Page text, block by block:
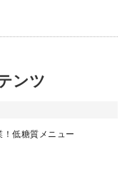
ンツ
低糖質メニュー